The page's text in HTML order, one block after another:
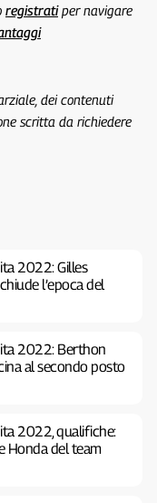
registratiper navigare
dei contenuti
scritta da richiedere
2022: Gilles
l’epoca del
2022: Berthon
al secondo posto
2022, qualifiche:
Honda del team